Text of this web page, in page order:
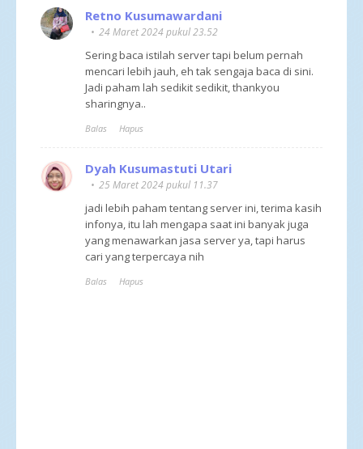
Retno Kusumawardani
24 Maret 2024 pukul 23.52
Sering baca istilah server tapi belum pernah
mencari lebih jauh, eh tak sengaja baca di sini.
Jadi paham lah sedikit sedikit, thankyou
sharingnya..
Balas Hapus
Dyah Kusumastuti Utari
25 Maret 2024 pukul 11.37
jadi lebih paham tentang server ini, terima kasih
infonya, itu lah mengapa saat ini banyak juga
yang menawarkan jasa server ya, tapi harus
cari yang terpercaya nih
Balas Hapus